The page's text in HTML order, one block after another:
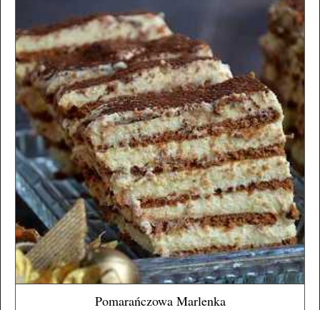
Pomarańczowa Marlenka